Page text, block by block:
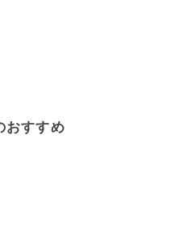
おすすめ